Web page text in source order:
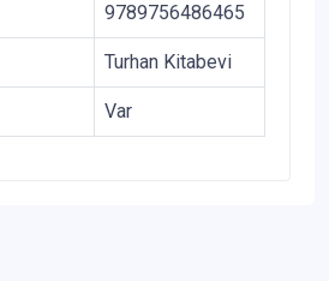
9789756486465
Turhan Kitabevi
Var